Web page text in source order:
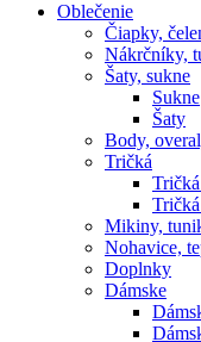
Oblečenie
Čiapky,
Nákrčníky,
Šaty, sukne
Sukne
Šaty
Body,
Tričká
Mikiny,
Nohavice,
Doplnky
Dámske